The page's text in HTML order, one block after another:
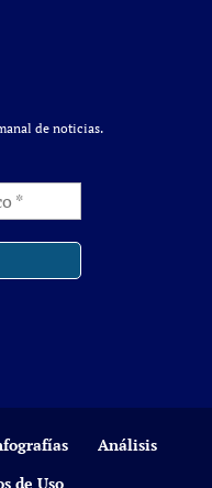
de noticias.
Análisis
de Uso